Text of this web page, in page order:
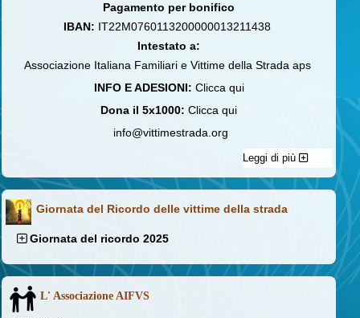
Pagamento per bonifico
IBAN: IT22M0760113200000013211438
Intestato a:
Associazione Italiana Familiari e Vittime della Strada aps
INFO E ADESIONI: Clicca qui
Dona il 5x1000: Clicca qui
info@vittimestrada.org
Leggi di più
Giornata del Ricordo delle vittime della strada
Giornata del ricordo 2025
L' Associazione AIFVS